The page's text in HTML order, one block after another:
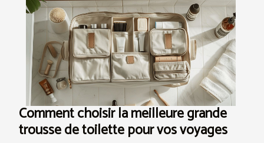
Comment choisir la meilleure grande
trousse de toilette pour vos voyages